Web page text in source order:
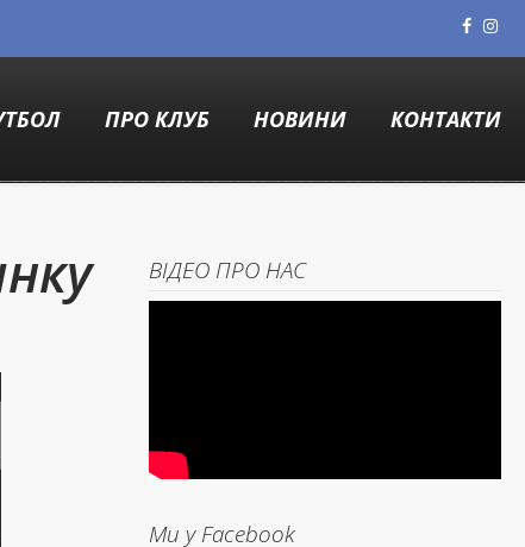
ПРО КЛУБ НОВИНИ КОНТАКТИ
ВІДЕО ПРО НАС
Ми у Facebook